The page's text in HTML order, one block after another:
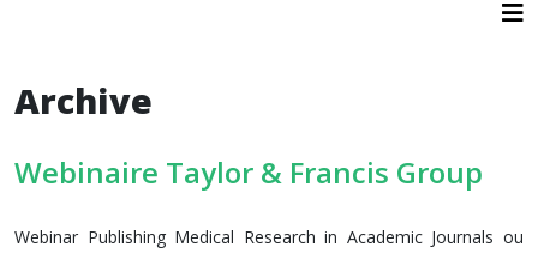
Archive
Webinaire Taylor & Francis Group
Webinar Publishing Medical Research in Academic Journals ou